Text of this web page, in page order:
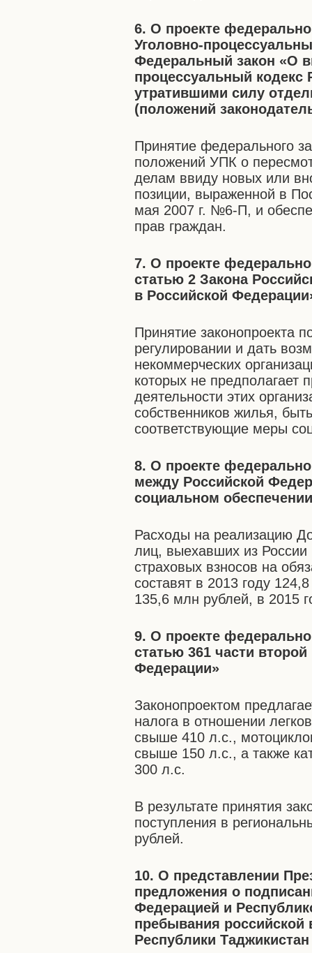
6. О проекте
Уголовно-
Федеральный закон «О
процессуальный кодекс
утратившими силу
(положений
Принятие федерального
положений УПК о
делам ввиду новых или
позиции, выраженной в
мая 2007 г. №6-П, и
прав граждан.
7. О проекте
статью 2 Закона
в Российской
Принятие законопроекта
регулировании и дать
некоммерческих
которых не предполагает
деятельности этих
собственников жилья,
соответствующие меры
8. О проекте
между Российской
социальном
Расходы на реализацию
лиц, выехавших из России
страховых взносов на
составят в 2013 году
135,6 млн рублей, в 2015
9. О проекте
статью 361 части
Федерации»
Законопроектом
налога в отношении
свыше 410 л.с.,
свыше 150 л.с., а также
300 л.с.
В результате принятия
поступления в
рублей.
10. О представлении
предложения о
Федерацией и
пребывания российской
Республики Таджикистан